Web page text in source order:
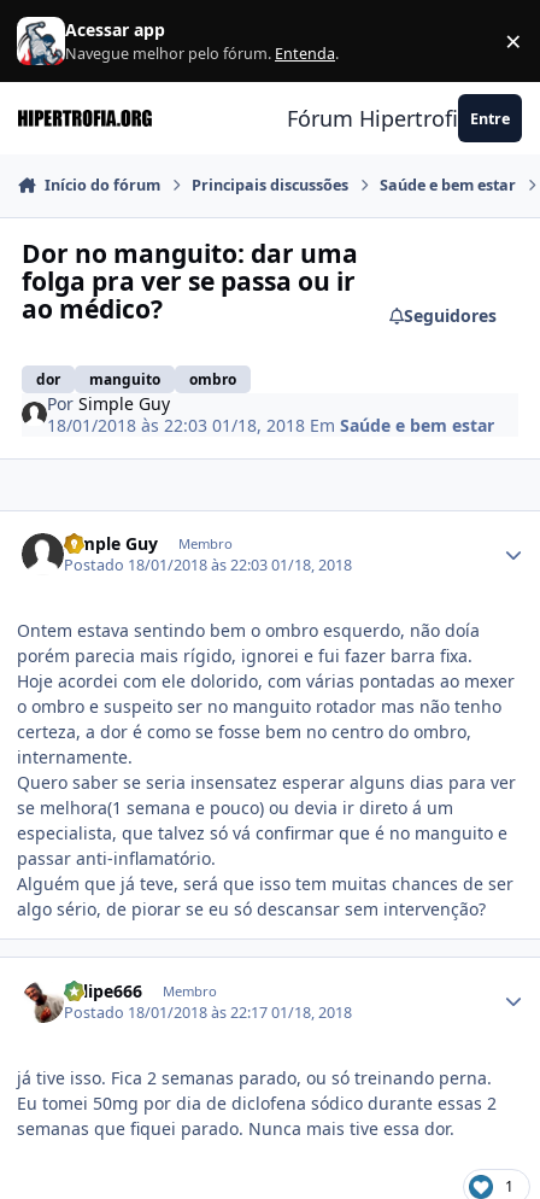
Ir para conteúdo
Acessar app
Navegue melhor pelo fórum. Entenda. ×
Fórum Hipertrofia.org
Entre
Início do fórum Principais discussões Saúde e bem estar
Dor no manguito: dar uma
folga pra ver se passa ou ir
ao médico?
dor manguito ombro
Seguidores
PorSimple Guy
18/01/2018 às 22:0301/18, 2018 EmSaúde e bem estar
Simple Guy Membro
Postado 18/01/2018 às 22:0301/18, 2018
Ontem estava sentindo bem o ombro esquerdo, não doía
porém parecia mais rígido, ignorei e fui fazer barra fixa.
Hoje acordei com ele dolorido, com várias pontadas ao mexer
o ombro e suspeito ser no manguito rotador mas não tenho
certeza, a dor é como se fosse bem no centro do ombro,
internamente.
Quero saber se seria insensatez esperar alguns dias para ver
se melhora(1 semana e pouco) ou devia ir direto á um
especialista, que talvez só vá confirmar que é no manguito e
passar anti-inflamatório.
Alguém que já teve, será que isso tem muitas chances de ser
algo sério, de piorar se eu só descansar sem intervenção?
Felipe666 Membro
Postado 18/01/2018 às 22:1701/18, 2018
já tive isso. Fica 2 semanas parado, ou só treinando perna.
Eu tomei 50mg por dia de diclofena sódico durante essas 2
semanas que fiquei parado. Nunca mais tive essa dor.
1